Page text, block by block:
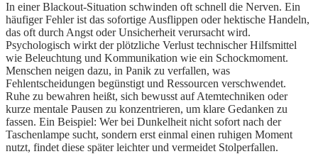
In einer Blackout-Situation schwinden oft schnell die Nerven. Ein
häufiger Fehler ist das sofortige Ausflippen oder hektische Handeln,
das oft durch Angst oder Unsicherheit verursacht wird.
Psychologisch wirkt der plötzliche Verlust technischer Hilfsmittel
wie Beleuchtung und Kommunikation wie ein Schockmoment.
Menschen neigen dazu, in Panik zu verfallen, was
Fehlentscheidungen begünstigt und Ressourcen verschwendet.
Ruhe zu bewahren heißt, sich bewusst auf Atemtechniken oder
kurze mentale Pausen zu konzentrieren, um klare Gedanken zu
fassen. Ein Beispiel: Wer bei Dunkelheit nicht sofort nach der
Taschenlampe sucht, sondern erst einmal einen ruhigen Moment
nutzt, findet diese später leichter und vermeidet Stolperfallen.